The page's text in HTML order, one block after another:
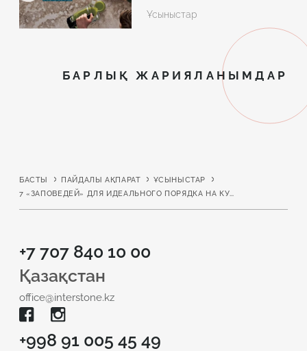
Ұсыныстар
БАРЛЫҚ ЖАРИЯЛАНЫМДАР
БАСТЫ ПАЙДАЛЫ АҚПАРАТ
ҰСЫНЫСТАР
7 «ЗАПОВЕДЕЙ» ДЛЯ ИДЕАЛЬНОГО ПОРЯДКА НА КУХНЕ
+7 707 840 10 00
Қазақстан
office@interstone.kz
+998 91 005 45 49